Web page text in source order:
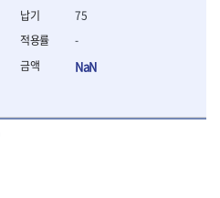
75
-
NaN